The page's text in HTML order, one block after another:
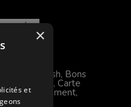
Mandats cash, Bons
vacances, Carte
sans règlement,
×
et